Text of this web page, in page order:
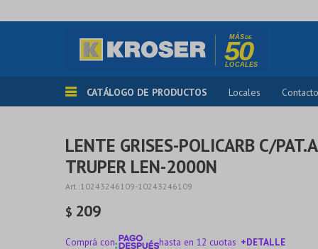
CATÁLOGO DE PRODUCTOS Locales Contacto
LENTE GRISES-POLICARB C/
TRUPER LEN-2000N
10243246109-10243246109
$ 209
Comprá con hasta en 12 cuotas +DETALLE